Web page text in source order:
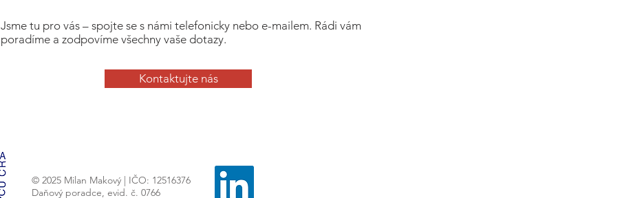
Jsme tu pro vás – spojte se s námi telefonicky nebo e-mailem. Rádi vám
poradíme a zodpovíme všechny vaše dotazy.
Kontaktujte nás
© 2025 Milan Makový | IČO: 12516376
Daňový poradce, evid. č. 0766